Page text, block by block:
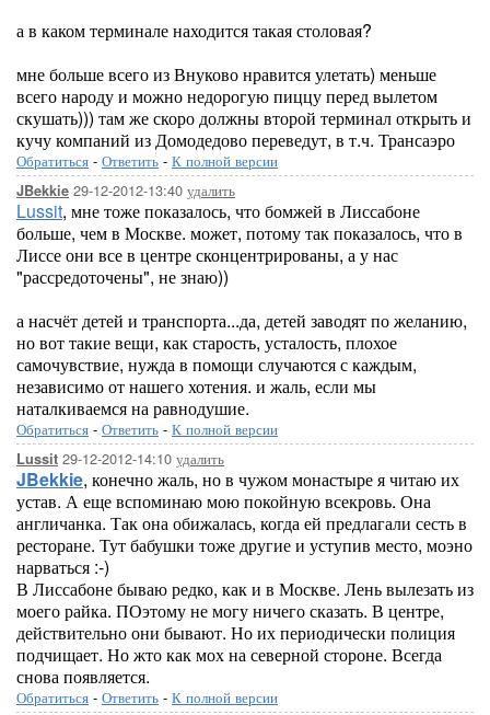
а в каком терминале находится такая столовая?
мне больше всего из Внуково нравится улетать) меньше
всего народу и можно недорогую пиццу перед вылетом
скушать))) там же скоро должны второй терминал открыть и
кучу компаний из Домодедово переведут, в т.ч. Трансаэро
Обратиться - Ответить - К полной версии
JBekkie 29-12-2012-13:40 удалить
Lussit, мне тоже показалось, что бомжей в Лиссабоне
больше, чем в Москве. может, потому так показалось, что в
Лиссе они все в центре сконцентрированы, а у нас
"рассредоточены", не знаю))
а насчёт детей и транспорта...да, детей заводят по желанию,
но вот такие вещи, как старость, усталость, плохое
самочувствие, нужда в помощи случаются с каждым,
независимо от нашего хотения. и жаль, если мы
наталкиваемся на равнодушие.
Обратиться - Ответить - К полной версии
Lussit 29-12-2012-14:10 удалить
JBekkie, конечно жаль, но в чужом монастыре я читаю их
устав. А еще вспоминаю мою покойную всекровь. Она
англичанка. Так она обижалась, когда ей предлагали сесть в
ресторане. Тут бабушки тоже другие и уступив место, моэно
нарваться :-)
В Лиссабоне бываю редко, как и в Москве. Лень вылезать из
моего райка. ПОэтому не могу ничего сказать. В центре,
действительно они бывают. Но их периодически полиция
подчищает. Но жто как мох на северной стороне. Всегда
снова появляется.
Обратиться - Ответить - К полной версии